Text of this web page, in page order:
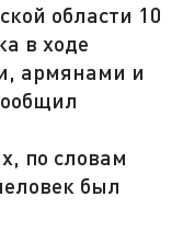
области 10
в ходе
армянами и
по словам
был